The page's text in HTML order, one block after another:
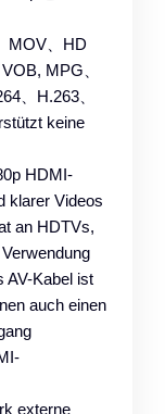
MOV、HD
MPG、
、H.263、
keine
HDMI-
klarer Videos
an HDTVs,
AV-Kabel ist
auch einen
externe